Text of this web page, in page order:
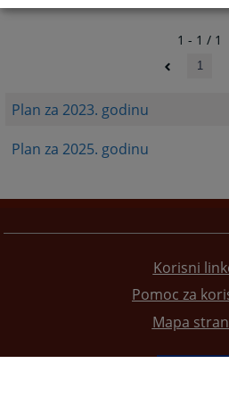
Plan za 2023. godinu
Plan za 2025. godinu
1 - 1 / 1
1
Korisni
Pomoc za
Mapa